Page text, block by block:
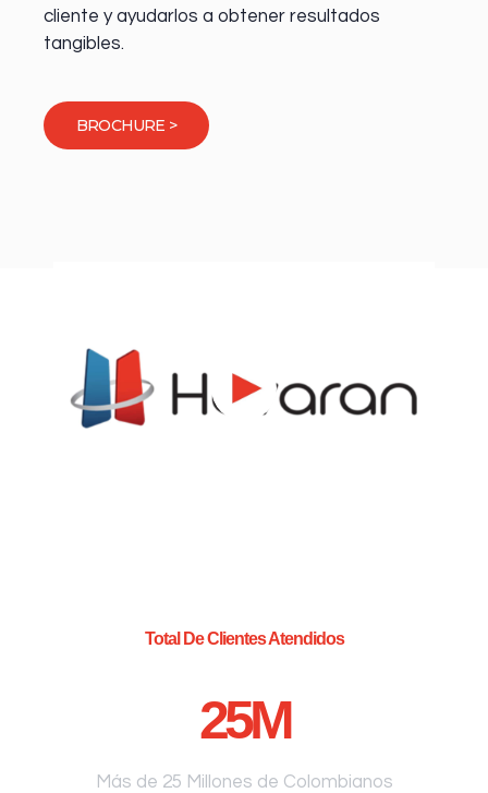
cliente y ayudarlos a obtener resultados
tangibles.
BROCHURE >
Total De Clientes Atendidos
25M
Más de 25 Millones de Colombianos